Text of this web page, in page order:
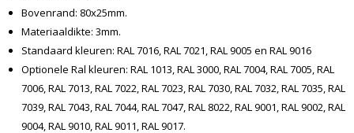
Bovenrand: 80x25mm.
Materiaaldikte: 3mm.
Standaard kleuren: RAL 7016, RAL 7021, RAL 9005 en RAL 9016
Optionele Ral kleuren: RAL 1013, RAL 3000, RAL 7004, RAL 7005, RAL
7006, RAL 7013, RAL 7022, RAL 7023, RAL 7030, RAL 7032, RAL 7035, RAL
7039, RAL 7043, RAL 7044, RAL 7047, RAL 8022, RAL 9001, RAL 9002, RAL
9004, RAL 9010, RAL 9011, RAL 9017.